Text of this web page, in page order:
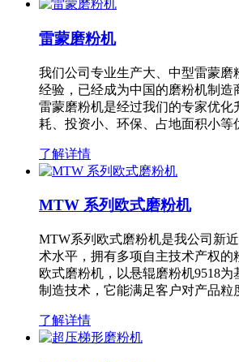
雷蒙磨粉机
我们公司专业生产大、中型雷蒙磨
经验，已经成为中国的磨粉机制造
雷蒙磨粉机是经过我们的专家优化
耗、投资小、环保、占地面积小
了解详情
MTW 系列欧式磨粉机
MTW系列欧式磨粉机是我公司新
术水平，拥有多项自主技术产权
欧式磨粉机，以悬辊磨粉机9518
制造技术，它能满足客户对产品
了解详情